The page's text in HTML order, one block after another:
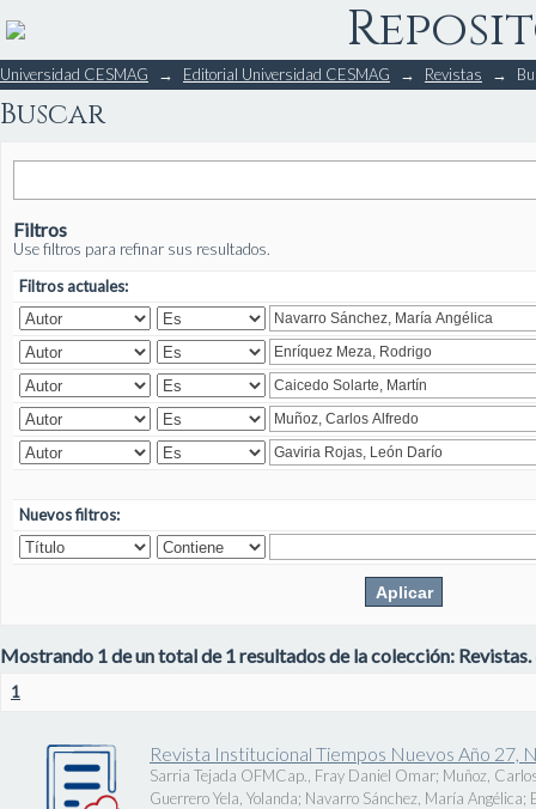
Buscar
Universidad CESMAG → Editorial Universidad CESMAG → Revistas →
Buscar
Filtros
Use filtros para refinar sus resultados.
Filtros actuales:
Nuevos filtros:
Mostrando 1 de un total de 1 resultados de la colección: Revistas.
1
Revista Institucional Tiempos Nuevos Año 27,
Sarria Tejada OFMCap., Fray Daniel Omar; Muñoz,
Guerrero Yela, Yolanda; Navarro Sánchez, María Angélica;